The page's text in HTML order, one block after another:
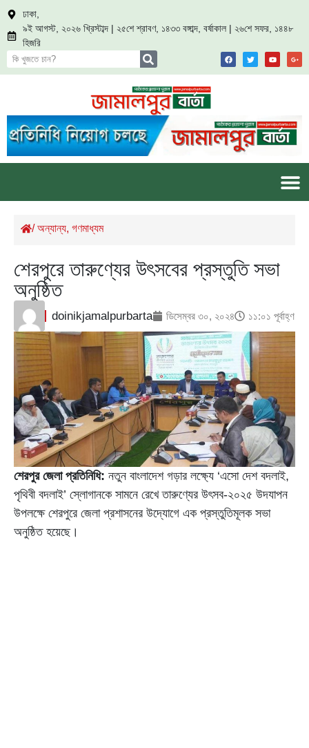
ঢাকা,
৯ই আগস্ট, ২০২৬ খ্রিস্টাব্দ | ২৫শে শ্রাবণ, ১৪৩৩ বঙ্গাব্দ, বর্ষাকাল | ২৬শে সফর, ১৪৪৮
হিজরি
/অন্যান্য, গণমাধ্যম
শেরপুরে তারুণ্যের উৎসবের প্রস্তুতি সভা
অনুষ্ঠিত
doinikjamalpurbarta ডিসেম্বর ৩০, ২০২৪ ১১:০১ পূর্বাহ্ণ
শেরপুর জেলা প্রতিনিধি: নতুন বাংলাদেশ গড়ার লক্ষ্যে ‘এসো দেশ বদলাই,
পৃথিবী বদলাই’ স্লোগানকে সামনে রেখে তারুণ্যের উৎসব-২০২৫ উদযাপন
উপলক্ষে শেরপুরে জেলা প্রশাসনের উদ্যোগে এক প্রস্তুতিমূলক সভা
অনুষ্ঠিত হয়েছে।